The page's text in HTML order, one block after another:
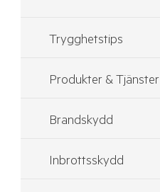
Trygghetstips
Produkter & Tjänster
Brandskydd
Inbrottsskydd